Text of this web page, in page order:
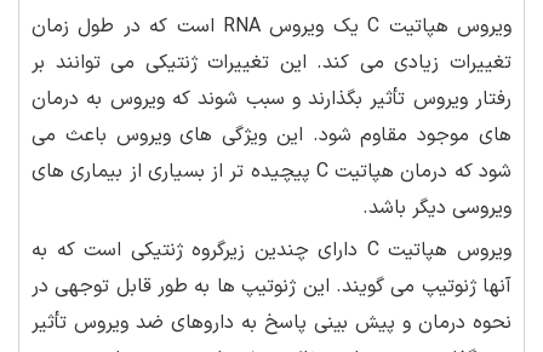
ویروس هپاتیت C یک ویروس RNA است که در طول زمان
تغییرات زیادی می کند. این تغییرات ژنتیکی می توانند بر
رفتار ویروس تأثیر بگذارند و سبب شوند که ویروس به درمان
های موجود مقاوم شود. این ویژگی های ویروس باعث می
شود که درمان هپاتیت C پیچیده تر از بسیاری از بیماری های
ویروسی دیگر باشد.
ویروس هپاتیت C دارای چندین زیرگروه ژنتیکی است که به
آنها ژنوتیپ می گویند. این ژنوتیپ ها به طور قابل توجهی در
نحوه درمان و پیش بینی پاسخ به داروهای ضد ویروس تأثیر